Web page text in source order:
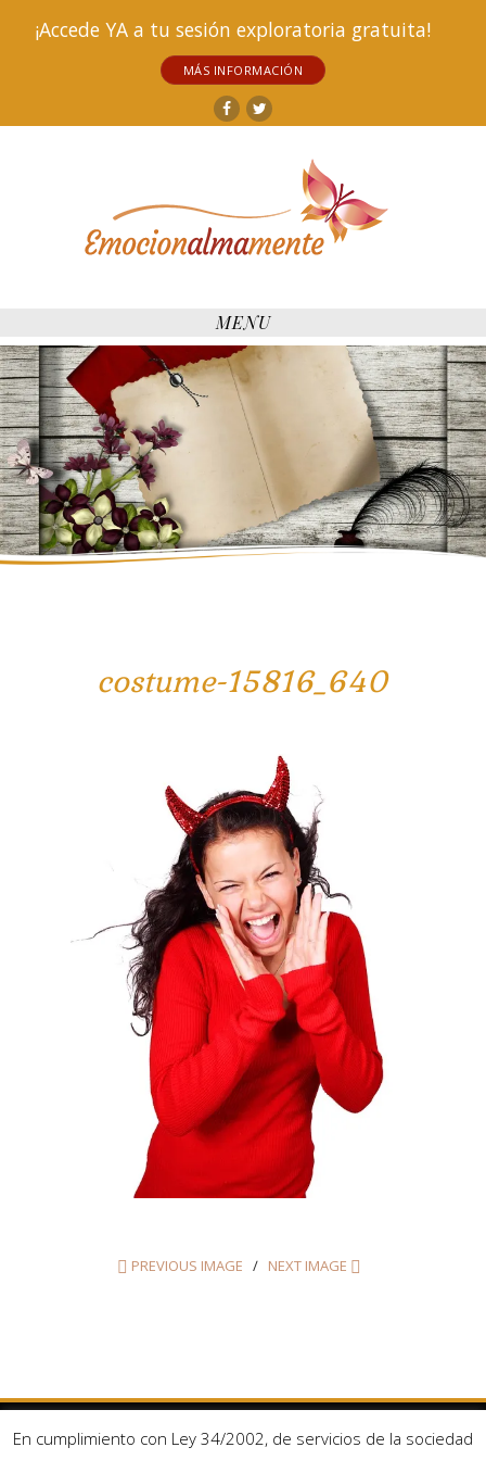
¡Accede YA a tu sesión exploratoria gratuita!
MÁS INFORMACIÓN
Facebook
Twitter
MENU
costume-15816_640
PREVIOUS IMAGE NEXT IMAGE
FacebookTwitter
En cumplimiento con Ley 34/2002, de servicios de la sociedad